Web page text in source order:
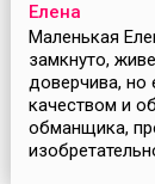
Елена
Маленькая
замкнуто,
доверчива, но
качеством и
обманщика,